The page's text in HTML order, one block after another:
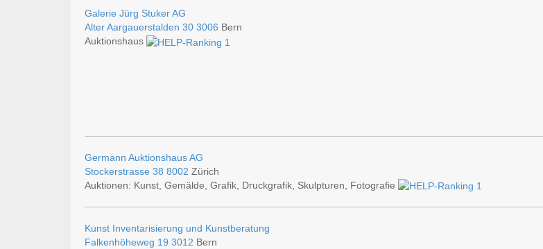
Galerie Jürg Stuker AG
Alter Aargauerstalden 30 3006 Bern
Auktionshaus
Germann Auktionshaus AG
Stockerstrasse 38 8002 Zürich
Auktionen: Kunst, Gemälde, Grafik, Druckgrafik, Skulpturen, Fotografie
Kunst Inventarisierung und Kunstberatung
Falkenhöheweg 19 3012 Bern